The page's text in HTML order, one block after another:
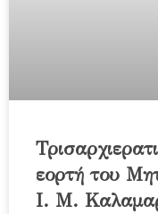
εορτή του
Ι. Μ.